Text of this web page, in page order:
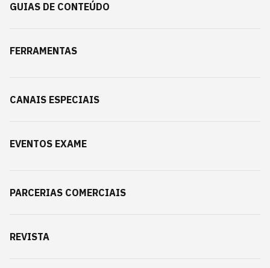
GUIAS DE CONTEÚDO
FERRAMENTAS
CANAIS ESPECIAIS
EVENTOS EXAME
PARCERIAS COMERCIAIS
REVISTA